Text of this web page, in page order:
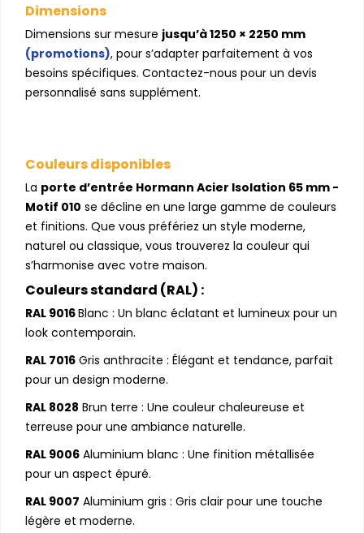
Dimensions
Dimensions sur mesure jusqu’à 1250 × 2250 mm
(promotions), pour s’adapter parfaitement à vos
besoins spécifiques. Contactez-nous pour un devis
personnalisé sans supplément.
Couleurs disponibles
La porte d’entrée Hormann Acier Isolation 65 mm -
Motif 010 se décline en une large gamme de couleurs
et finitions. Que vous préfériez un style moderne,
naturel ou classique, vous trouverez la couleur qui
s’harmonise avec votre maison.
Couleurs standard (RAL) :
RAL 9016Blanc : Un blanc éclatant et lumineux pour un
look contemporain.
RAL 7016 Gris anthracite : Élégant et tendance, parfait
pour un design moderne.
RAL 8028 Brun terre : Une couleur chaleureuse et
terreuse pour une ambiance naturelle.
RAL 9006 Aluminium blanc : Une finition métallisée
pour un aspect épuré.
RAL 9007 Aluminium gris : Gris clair pour une touche
légère et moderne.